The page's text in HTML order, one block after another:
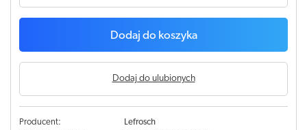
Dodaj do koszyka
Dodaj do ulubionych
Producent:
Lefrosch